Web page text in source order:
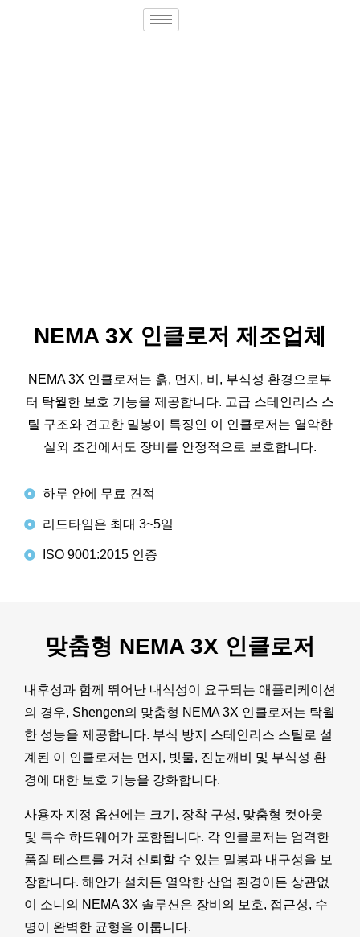
NEMA 3X 인클로저 제조업체
NEMA 3X 인클로저는 흙, 먼지, 비, 부식성 환경으로부
터 탁월한 보호 기능을 제공합니다. 고급 스테인리스 스
틸 구조와 견고한 밀봉이 특징인 이 인클로저는 열악한
실외 조건에서도 장비를 안정적으로 보호합니다.
하루 안에 무료 견적
리드타임은 최대 3~5일
ISO 9001:2015 인증
맞춤형 NEMA 3X 인클로저
내후성과 함께 뛰어난 내식성이 요구되는 애플리케이션
의 경우, Shengen의 맞춤형 NEMA 3X 인클로저는 탁월
한 성능을 제공합니다. 부식 방지 스테인리스 스틸로 설
계된 이 인클로저는 먼지, 빗물, 진눈깨비 및 부식성 환
경에 대한 보호 기능을 강화합니다.
사용자 지정 옵션에는 크기, 장착 구성, 맞춤형 컷아웃
및 특수 하드웨어가 포함됩니다. 각 인클로저는 엄격한
품질 테스트를 거쳐 신뢰할 수 있는 밀봉과 내구성을 보
장합니다. 해안가 설치든 열악한 산업 환경이든 상관없
이 소니의 NEMA 3X 솔루션은 장비의 보호, 접근성, 수
명이 완벽한 균형을 이룹니다.